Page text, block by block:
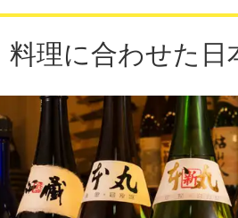
料理に合わせた日